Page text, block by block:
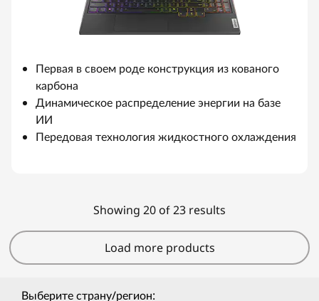
Первая в своем роде конструкция из кованого
карбона
Динамическое распределение энергии на базе
ИИ
Передовая технология жидкостного охлаждения
Showing 20 of 23 results
Load more products
Выберите страну/регион: